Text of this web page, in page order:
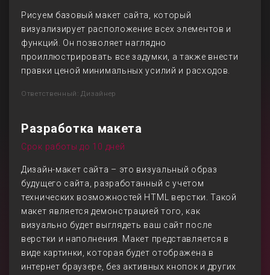
Рисуем базовый макет сайта, который
визуализирует расположение всех элементов и
функций. Он позволяет наглядно
проиллюстрировать все задумки, а также внести
правки ценой минимальных усилий и расходов.
Ответственный: Дизайнер
Разработка макета
Срок работы до 10 дней
Дизайн-макет сайта – это визуальный образ
будущего сайта, разработанный с учетом
технических возможностей HTML верстки. Такой
макет является демонстрацией того, как
визуально будет выглядеть ваш сайт после
верстки и наполнения. Макет представляется в
виде картинки, которая будет отображена в
интернет браузере, без активных кнопок и других